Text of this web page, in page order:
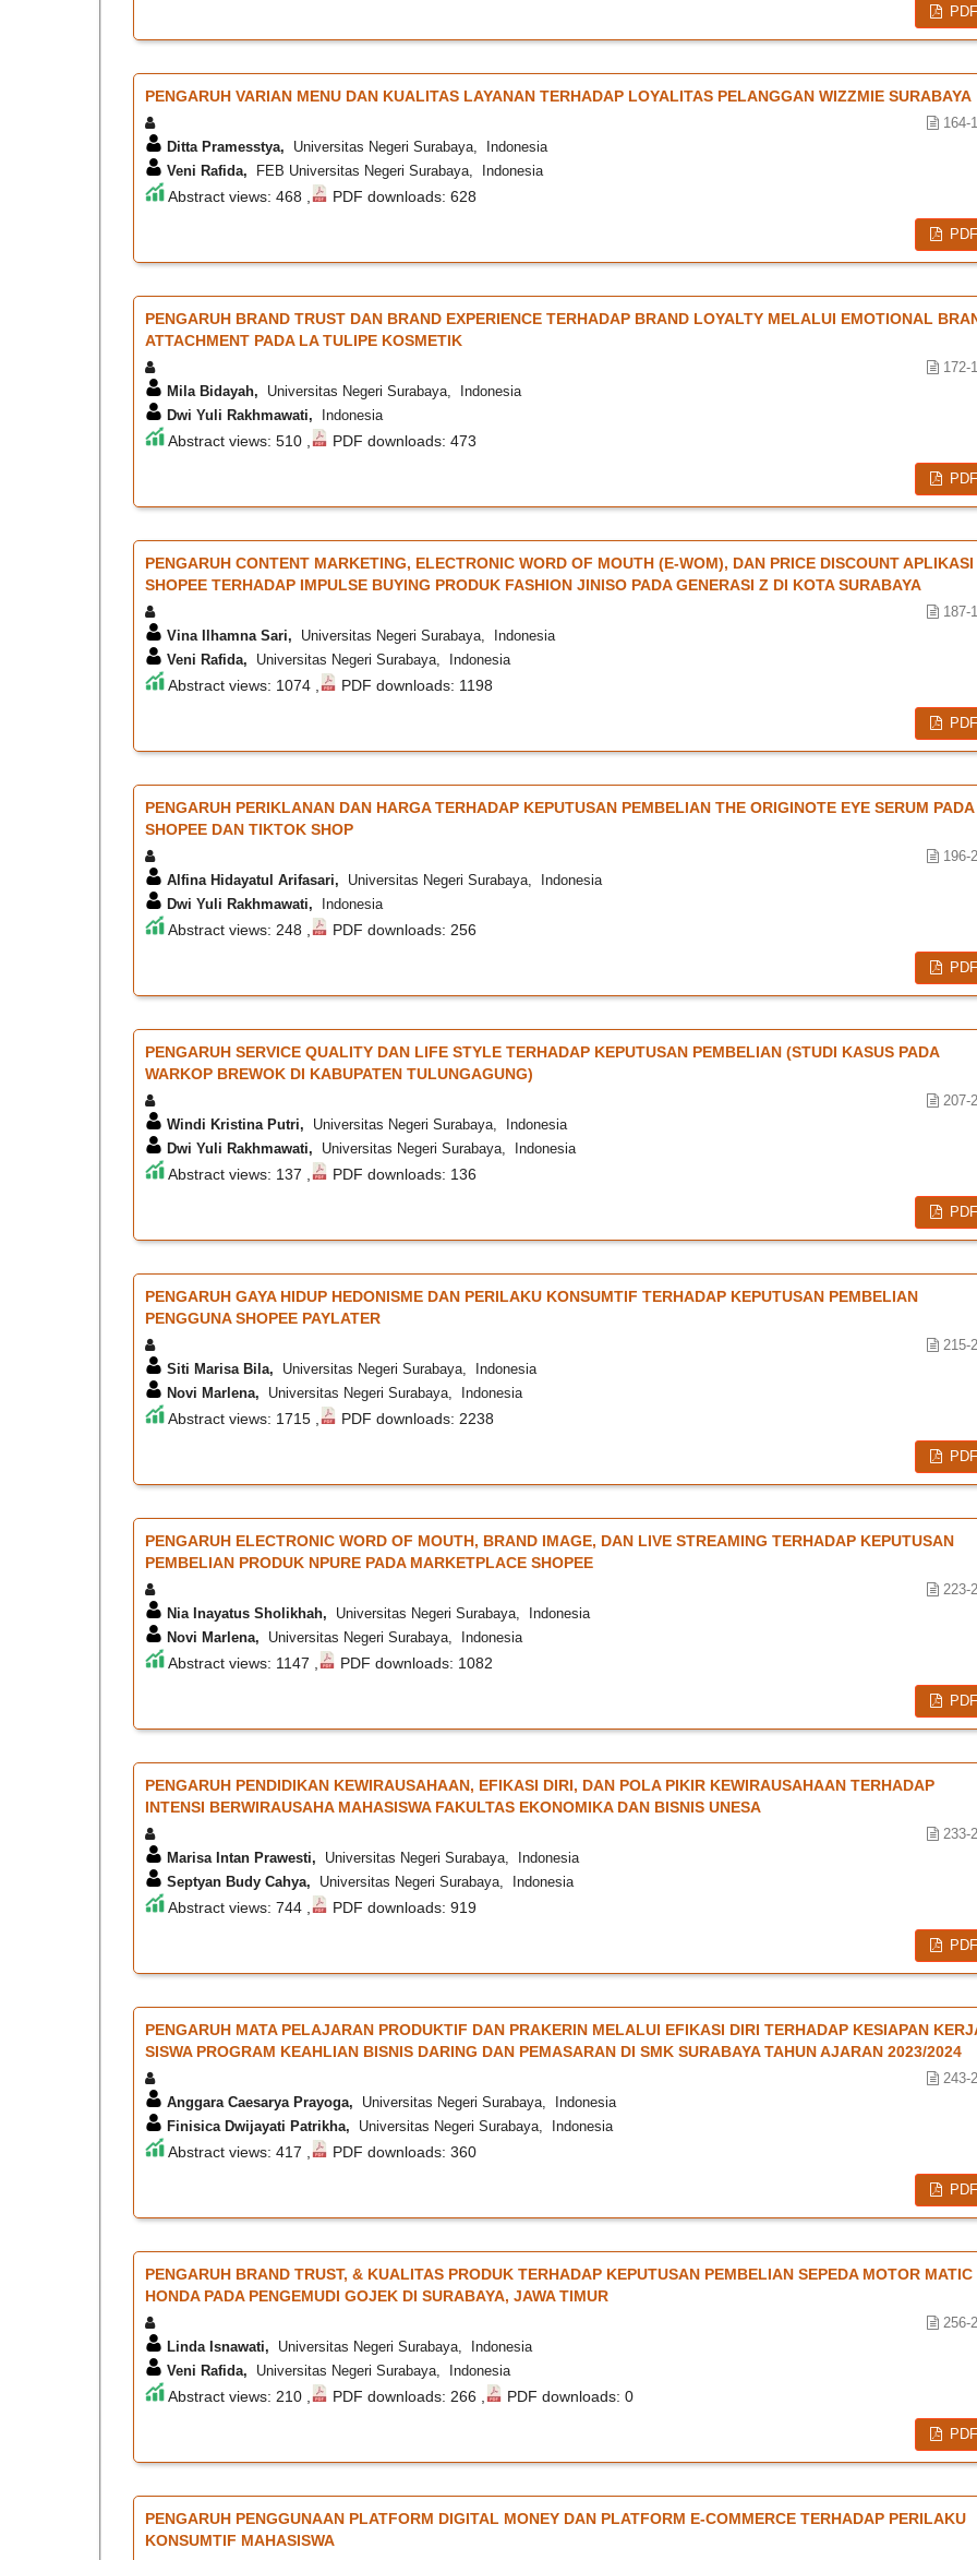
PDF
PENGARUH VARIAN MENU DAN KUALITAS LAYANAN TERHADAP LOYALITAS PELANGGAN WIZZMIE SURABAYA
Ditta Pramesstya, Universitas Negeri Surabaya, Indonesia
Veni Rafida, FEB Universitas Negeri Surabaya, Indonesia
164-
Abstract views: 468 , PDF downloads: 628
PDF
PENGARUH BRAND TRUST DAN BRAND EXPERIENCE TERHADAP BRAND LOYALTY MELALUI EMOTIONAL
ATTACHMENT PADA LA TULIPE KOSMETIK
Mila Bidayah, Universitas Negeri Surabaya, Indonesia
Dwi Yuli Rakhmawati, Indonesia
172-
Abstract views: 510 , PDF downloads: 473
PDF
PENGARUH CONTENT MARKETING, ELECTRONIC WORD OF MOUTH (E-WOM), DAN PRICE DISCOUNT APLIKASI
SHOPEE TERHADAP IMPULSE BUYING PRODUK FASHION JINISO PADA GENERASI Z DI KOTA SURABAYA
Vina Ilhamna Sari, Universitas Negeri Surabaya, Indonesia
Veni Rafida, Universitas Negeri Surabaya, Indonesia
187-
Abstract views: 1074 , PDF downloads: 1198
PDF
PENGARUH PERIKLANAN DAN HARGA TERHADAP KEPUTUSAN PEMBELIAN THE ORIGINOTE EYE SERUM PADA
SHOPEE DAN TIKTOK SHOP
Alfina Hidayatul Arifasari, Universitas Negeri Surabaya, Indonesia
Dwi Yuli Rakhmawati, Indonesia
196-
Abstract views: 248 , PDF downloads: 256
PDF
PENGARUH SERVICE QUALITY DAN LIFE STYLE TERHADAP KEPUTUSAN PEMBELIAN (STUDI KASUS PADA
WARKOP BREWOK DI KABUPATEN TULUNGAGUNG)
Windi Kristina Putri, Universitas Negeri Surabaya, Indonesia
Dwi Yuli Rakhmawati, Universitas Negeri Surabaya, Indonesia
207-
Abstract views: 137 , PDF downloads: 136
PDF
PENGARUH GAYA HIDUP HEDONISME DAN PERILAKU KONSUMTIF TERHADAP KEPUTUSAN PEMBELIAN
PENGGUNA SHOPEE PAYLATER
Siti Marisa Bila, Universitas Negeri Surabaya, Indonesia
Novi Marlena, Universitas Negeri Surabaya, Indonesia
215-
Abstract views: 1715 , PDF downloads: 2238
PDF
PENGARUH ELECTRONIC WORD OF MOUTH, BRAND IMAGE, DAN LIVE STREAMING TERHADAP KEPUTUSAN
PEMBELIAN PRODUK NPURE PADA MARKETPLACE SHOPEE
Nia Inayatus Sholikhah, Universitas Negeri Surabaya, Indonesia
Novi Marlena, Universitas Negeri Surabaya, Indonesia
223-
Abstract views: 1147 , PDF downloads: 1082
PDF
PENGARUH PENDIDIKAN KEWIRAUSAHAAN, EFIKASI DIRI, DAN POLA PIKIR KEWIRAUSAHAAN TERHADAP
INTENSI BERWIRAUSAHA MAHASISWA FAKULTAS EKONOMIKA DAN BISNIS UNESA
Marisa Intan Prawesti, Universitas Negeri Surabaya, Indonesia
Septyan Budy Cahya, Universitas Negeri Surabaya, Indonesia
233-
Abstract views: 744 , PDF downloads: 919
PDF
PENGARUH MATA PELAJARAN PRODUKTIF DAN PRAKERIN MELALUI EFIKASI DIRI TERHADAP KESIAPAN
SISWA PROGRAM KEAHLIAN BISNIS DARING DAN PEMASARAN DI SMK SURABAYA TAHUN AJARAN 2023/2024
Anggara Caesarya Prayoga, Universitas Negeri Surabaya, Indonesia
Finisica Dwijayati Patrikha, Universitas Negeri Surabaya, Indonesia
243-
Abstract views: 417 , PDF downloads: 360
PDF
PENGARUH BRAND TRUST, & KUALITAS PRODUK TERHADAP KEPUTUSAN PEMBELIAN SEPEDA MOTOR MATIC
HONDA PADA PENGEMUDI GOJEK DI SURABAYA, JAWA TIMUR
Linda Isnawati, Universitas Negeri Surabaya, Indonesia
Veni Rafida, Universitas Negeri Surabaya, Indonesia
256-
Abstract views: 210 , PDF downloads: 266 , PDF downloads: 0
PDF
PENGARUH PENGGUNAAN PLATFORM DIGITAL MONEY DAN PLATFORM E-COMMERCE TERHADAP PERILAKU
KONSUMTIF MAHASISWA